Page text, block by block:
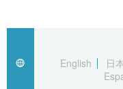
経済・ビジネス
国際
トップ
アーカイブ
In-depth
Japan DataEnglish
日